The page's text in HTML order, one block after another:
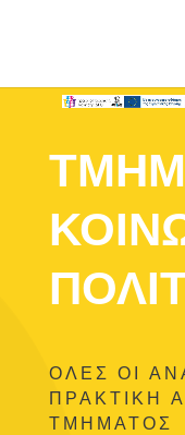
ΟΛΕΣ ΟΙ
ΠΡΑΚΤΙΚΗ
ΤΜΗΜΑΤΟΣ